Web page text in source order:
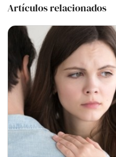
Artículos relacionados